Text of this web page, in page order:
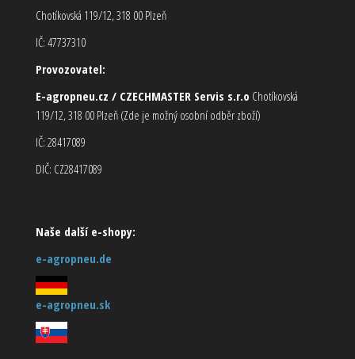
Chotíkovská 119/12, 318 00 Plzeň
IČ: 47737310
Provozovatel:
E-agropneu.cz / CZECHMASTER Servis s.r.o Chotíkovská
119/12, 318 00 Plzeň (Zde je možný osobní odběr zboží)
IČ: 28417089
DIČ: CZ28417089
Naše další e-shopy:
e-agropneu.de
e-agropneu.sk